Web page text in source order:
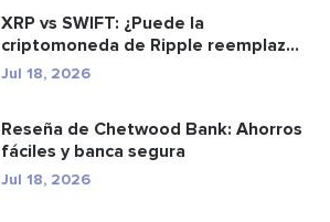
XRP vs SWIFT: ¿Puede la
criptomoneda de Ripple reemplazar
a los p...
Jul 18, 2026
Reseña de Chetwood Bank: Ahorros
fáciles y banca segura
Jul 18, 2026